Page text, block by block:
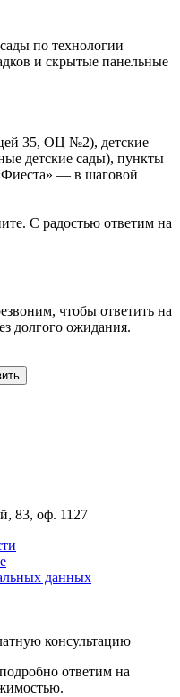
по технологии
и скрытые панельные
35, ОЦ №2), детские
детские сады), пункты
— в шаговой
С радостью ответим на
чтобы ответить на
долгого ожидания.
83, оф. 1127
данных
консультацию
ответим на